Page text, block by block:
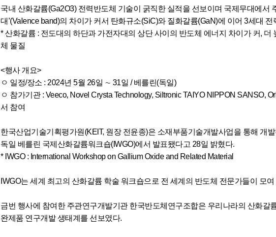
국내 산화갈륨(Ga2O3) 전력반도체 기술이 굵직한 실적을 선보이며 국제무대에서
대’(Valence band)의 차이가 커서 탄화규소(SiC)와 질화갈륨(GaN)에 이어 3세대
* 산화갈륨 : 전도대의 하단과 가전자대의 상단 사이의 반도체 에너지 차이가 커,
체 물질
<행사 개요>
ㅇ 일정/장소 : 2024년 5월 26일 ∼ 31일 / 베를린(독일)
ㅇ 참가기관 : Veeco, Novel Crysta Technology, Siltronic TAIYO NIPPON SANSO,
서 참여
한국산업기술기획평가원(KEIT, 원장 전윤종)은 소재부품기술개발사업을 통해 개
독일 베를린 국제산화갈륨워크숍(IWGO)에서 발표됐다고 28일 밝혔다.
* IWGO : International Workshop on Gallium Oxide and Related Material
IWGO는 세계 최고의 산화갈륨 학술 워크숍으로 전 세계의 반도체 전문가들이 모
금번 행사에 참여한 주관연구개발기관 한국반도체연구조합은 우리나라의 산화갈
완제품 연구개발 생태계를 선보였다.